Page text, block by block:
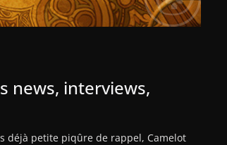
news, interviews,
déjà petite piqûre de rappel, Camelot